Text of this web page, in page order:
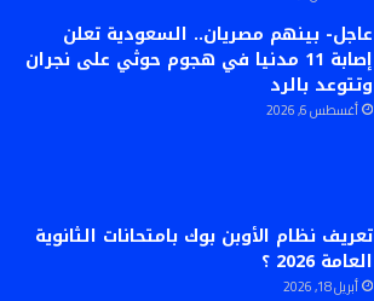
عاجل- بينهم مصريان.. السعودية تعلن
إصابة 11 مدنيا في هجوم حوثي على نجران
وتتوعد بالرد
أغسطس 6, 2026
تعريف نظام الأوبن بوك بامتحانات الثانوية
العامة 2026 ؟
أبريل 18, 2026